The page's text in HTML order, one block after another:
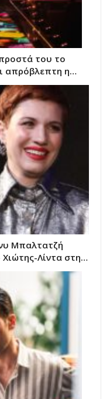
του το
απρόβλεπτη η…
Μπαλτατζή
Χιώτης-Λίντα στη…